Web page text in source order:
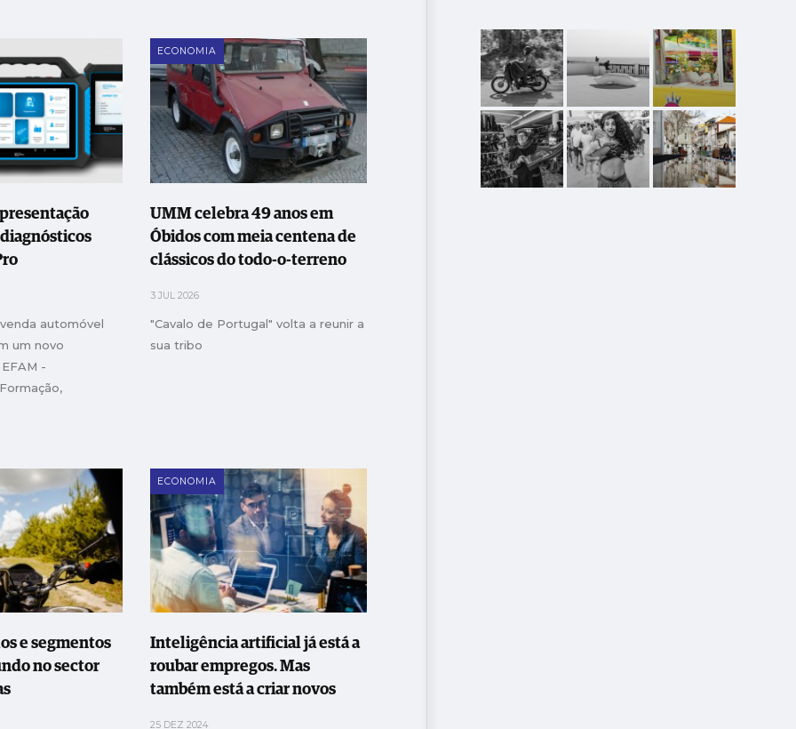
automóvel
um novo
-
exclusiva da
ECONOMIA
UMM celebra 49 anos em
Óbidos com meia centena de
clássicos do todo-o-terreno
3 JUL 2026
"Cavalo de Portugal" volta a reunir a
sua tribo
e segmentos
no sector
ECONOMIA
Inteligência artificial já está a
roubar empregos. Mas
também está a criar novos
25 DEZ 2024